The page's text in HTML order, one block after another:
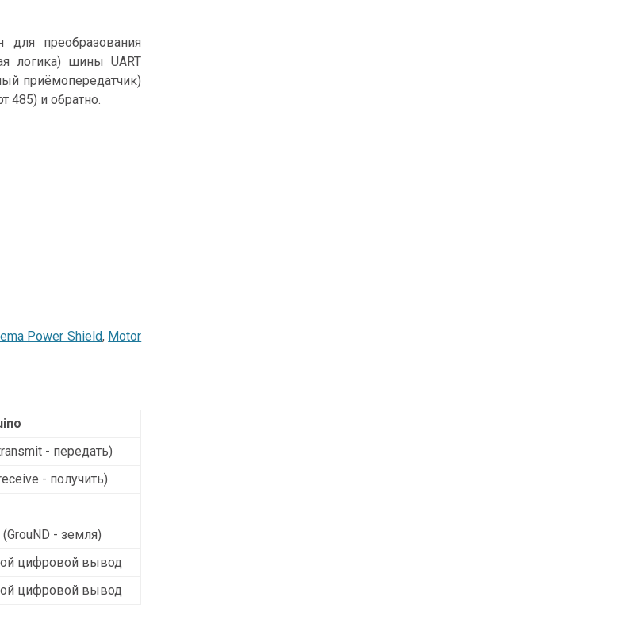
преобразования
логика) шины UART
приёмопередатчик)
485) и обратно.
Power Shield, Motor
- передать)
- получить)
(GrouND - земля)
цифровой вывод
цифровой вывод